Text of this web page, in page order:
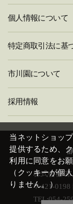
個人情報について
特定商取引法に基
市川園について
採用情報
株式会社
〒421-0198
TEL:054-
当ネットショッ
提供するため、
利用に同意をお願
（クッキーが個
りません。）